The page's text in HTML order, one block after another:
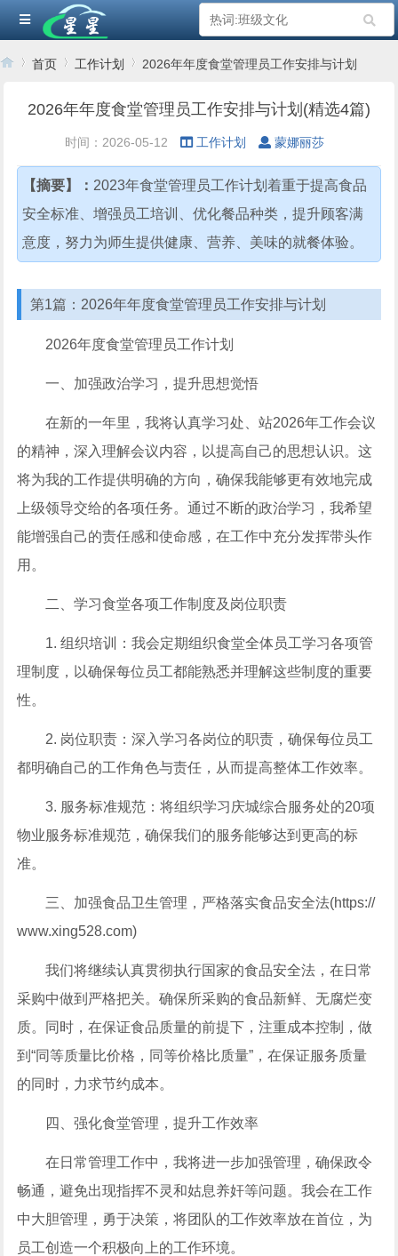
首页 工作计划
›
2026年年度食堂管理员工作安排与计划
2026年年度食堂管理员工作安排与计划(精选4篇)
时间：2026-05-12 工作计划 蒙娜丽莎
【摘要】： 2023年食堂管理员工作计划着重于提高食品
安全标准、增强员工培训、优化餐品种类，提升顾客满
意度，努力为师生提供健康、营养、美味的就餐体验。
第1篇：2026年年度食堂管理员工作安排与计划
2026年度食堂管理员工作计划
一、加强政治学习，提升思想觉悟
在新的一年里，我将认真学习处、站2026年工作会议
的精神，深入理解会议内容，以提高自己的思想认识。这
将为我的工作提供明确的方向，确保我能够更有效地完成
上级领导交给的各项任务。通过不断的政治学习，我希望
能增强自己的责任感和使命感，在工作中充分发挥带头作
用。
二、学习食堂各项工作制度及岗位职责
1. 组织培训：我会定期组织食堂全体员工学习各项管
理制度，以确保每位员工都能熟悉并理解这些制度的重要
性。
2. 岗位职责：深入学习各岗位的职责，确保每位员工
都明确自己的工作角色与责任，从而提高整体工作效率。
3. 服务标准规范：将组织学习庆城综合服务处的20项
物业服务标准规范，确保我们的服务能够达到更高的标
准。
三、加强食品卫生管理，严格落实食品安全法(https://
www.xing528.com)
我们将继续认真贯彻执行国家的食品安全法，在日常
采购中做到严格把关。确保所采购的食品新鲜、无腐烂变
质。同时，在保证食品质量的前提下，注重成本控制，做
到“同等质量比价格，同等价格比质量”，在保证服务质量
的同时，力求节约成本。
四、强化食堂管理，提升工作效率
在日常管理工作中，我将进一步加强管理，确保政令
畅通，避免出现指挥不灵和姑息养奸等问题。我会在工作
中大胆管理，勇于决策，将团队的工作效率放在首位，为
员工创造一个积极向上的工作环境。